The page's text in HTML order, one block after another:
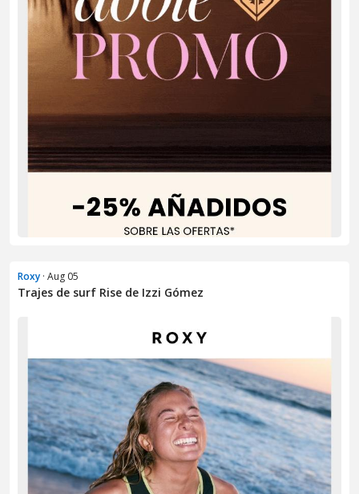
Roxy · Aug 05
Trajes de surf Rise de Izzi Gómez